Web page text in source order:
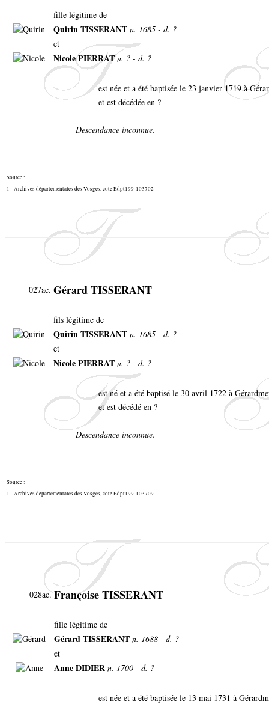
fille légitime de
Quirin TISSERANT n. 1685 - d. ?
et
Nicole PIERRATn. ? - d. ?
est née et a été baptisée le 23 janvier 1719 à
et est décédée en ?
Descendance inconnue.
Source :
1 - Archives départementales des Vosges, cote Edpt199-103702
027ac. Gérard TISSERANT
fils légitime de
Quirin TISSERANT n. 1685 - d. ?
et
Nicole PIERRAT n. ? - d. ?
est né et a été baptisé le 30 avril 1722 à
et est décédé en ?
Descendance inconnue.
Source :
1 - Archives départementales des Vosges, cote Edpt199-103709
028ac. Françoise TISSERANT
fille légitime de
Gérard TISSERANT n. 1688 - d. ?
et
Anne DIDIER n. 1700 - d. ?
est née et a été baptisée le 13 mai 1731 à